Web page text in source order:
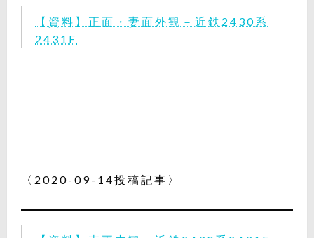
【資料】正面・妻面外観－近鉄2430系
2431F
〈2020-09-14投稿記事〉